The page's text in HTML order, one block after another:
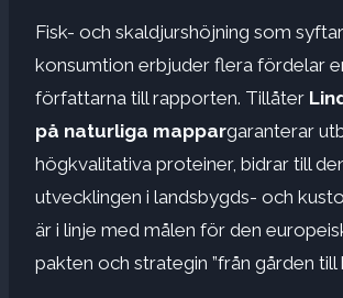
Fisk- och skaldjurshöjning som
konsumtion erbjuder flera fördelar
författarna till rapporten. Tillåter
på naturliga mappargaranterar
högkvalitativa proteiner, bidrar till
utvecklingen i landsbygds- och
är i linje med målen för den
pakten och strategin ”från gården till